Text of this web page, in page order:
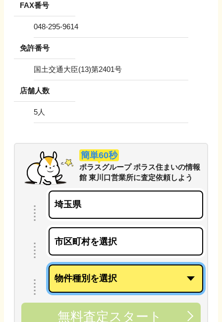
FAX番号
048-295-9614
免許番号
国土交通大臣(13)第2401号
店舗人数
5人
簡単60秒
ポラスグループ ポラス住まいの情報
館 東川口営業所に査定依頼しよう
無料査定スタート